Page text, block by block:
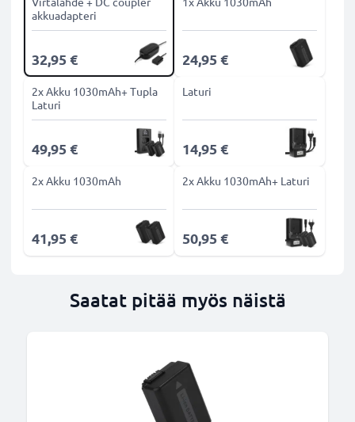
akkuadapteri
32,95 € 24,95 €
2x Akku 1030mAh+ Tupla
Laturi
49,95 €
Laturi
14,95 €
2x Akku 1030mAh
41,95 €
2x Akku 1030mAh+ Laturi
50,95 €
Saatat pitää myös näistä